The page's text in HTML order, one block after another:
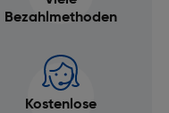
Bezahlmethoden
Kostenlose